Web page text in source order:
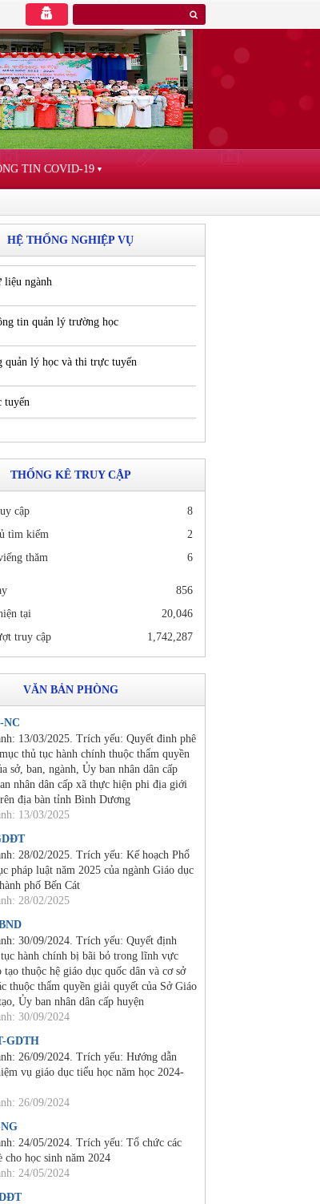
TIN COVID-19 ▼
HỆ THỐNG NGHIỆP VỤ
liệu ngành
tin quản lý trường học
quản lý học và thi trực tuyến
tuyến
THỐNG KÊ TRUY CẬP
cập
8
tìm kiếm
2
thăm
6
856
tại
20,046
truy cập
1,742,287
VĂN BẢN PHÒNG
NC
13/03/2025. Trích yếu: Quyết đinh phê
thủ tục hành chính thuộc thẩm quyền
sở, ban, ngành, Ủy ban nhân dân cấp
nhân dân cấp xã thực hiện phi địa giới
địa bàn tỉnh Bình Dương
13/03/2025
28/02/2025. Trích yếu: Kế hoạch Phổ
pháp luật năm 2025 của ngành Giáo dục
phố Bến Cát
28/02/2025
30/09/2024. Trích yếu: Quyết định
hành chính bị bãi bỏ trong lĩnh vực
tạo thuộc hệ giáo dục quốc dân và cơ sở
thuộc thẩm quyền giải quyết của Sở Giáo
Ủy ban nhân dân cấp huyện
30/09/2024
GDTH
26/09/2024. Trích yếu: Hướng dẫn
vụ giáo dục tiểu học năm học 2024-
26/09/2024
24/05/2024. Trích yếu: Tổ chức các
cho học sinh năm 2024
24/05/2024